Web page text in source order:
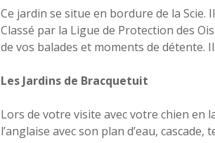
Ce jardin se situe en bordure de la
Classé par la Ligue de Protection des
de vos balades et moments de détente.
Les Jardins de Bracquetuit
Lors de votre visite avec votre chien en
l’anglaise avec son plan d’eau,